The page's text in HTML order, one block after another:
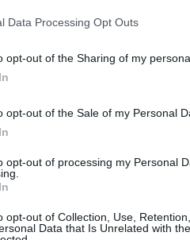
Data Processing Opt Outs
opt-out of the Sharing of my
opt-out of the Sale of my Personal
opt-out of processing my Personal
opt-out of Collection, Use,
Data that Is Unrelated with
,nemzeti park,tiszafüred,
(KÉPEKKEL)
A nyár még
Tisza vízállása